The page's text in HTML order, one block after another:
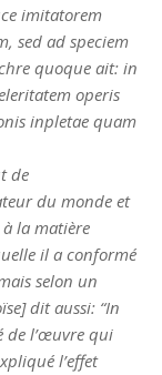
imitatorem
sed ad speciem
quoque ait: in
operis
inpletae quam
de
du monde et
la matière
il a conformé
selon un
dit aussi: “In
de l’œuvre qui
l’effet